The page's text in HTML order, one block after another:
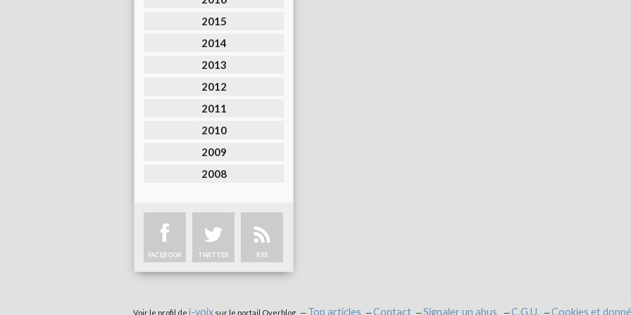
2015
2014
2013
2012
2011
2010
2009
2008
FACEBOOK TWITTER RSS
Voir le profil de i-voixsur le portail Overblog Top articles Contact Signaler un abus C.G.U. Cookies et